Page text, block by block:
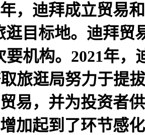
，迪拜成立贸易
目标地。迪拜贸
机构。2021年，
旅逛局努力于提
易，并为投资者
加起到了环节感